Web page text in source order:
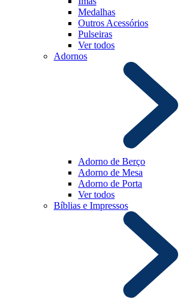
Medalhas
Outros Acessórios
Pulseiras
Ver todos
Adornos
Adorno de Berço
Adorno de Mesa
Adorno de Porta
Ver todos
Bíblias e Impressos